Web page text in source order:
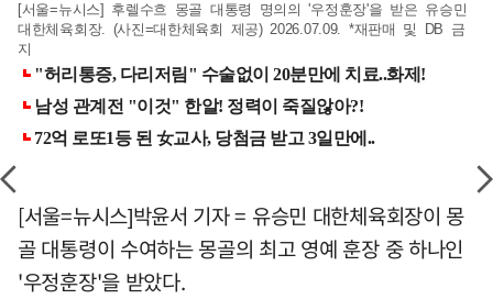
[서울=뉴시스] 후렐수흐 몽골 대통령 명의의 '우정훈장'을 받은 유승민
대한체육회장. (사진=대한체육회 제공) 2026.07.09. *재판매 및 DB 금
지
[서울=뉴시스]박윤서 기자 = 유승민 대한체육회장이 몽
골 대통령이 수여하는 몽골의 최고 영예 훈장 중 하나인
'우정훈장'을 받았다.